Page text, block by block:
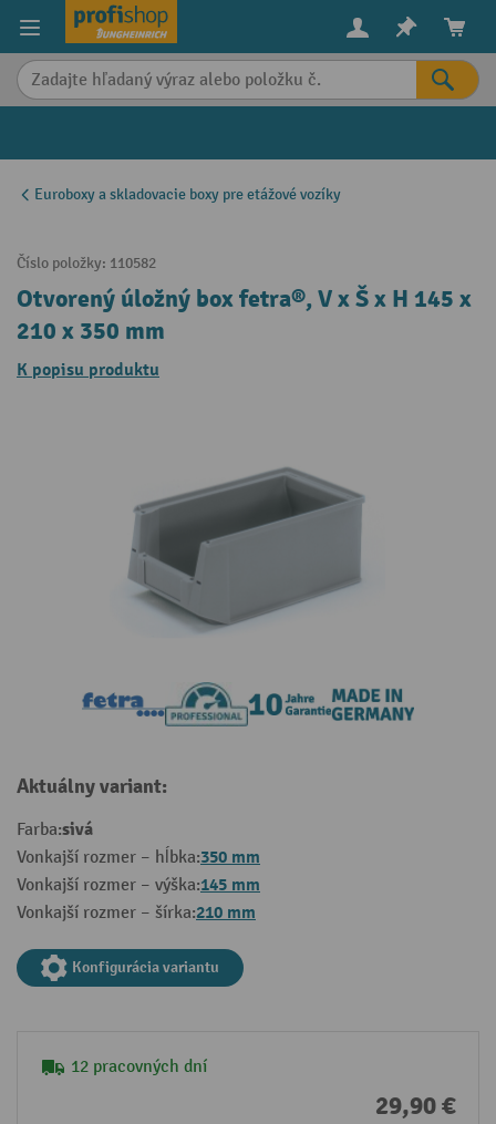
content
Euroboxy a skladovacie boxy pre etážové vozíky
Číslo položky: 110582
Otvorený úložný box fetra®, V x Š x H 145 x
210 x 350 mm
K popisu produktu
Aktuálny variant:
Farba:sivá
Vonkajší rozmer – hĺbka:350 mm
Vonkajší rozmer – výška:145 mm
Vonkajší rozmer – šírka:210 mm
Konfigurácia variantu
12 pracovných dní
29,90 €